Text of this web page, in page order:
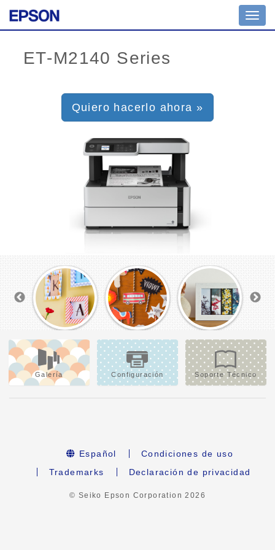
Quiero hacerlo ahora »
Galería Configuración Soporte Técnico
Español
Condiciones de uso
Trademarks
Declaración de privacidad
© Seiko Epson Corporation 2026